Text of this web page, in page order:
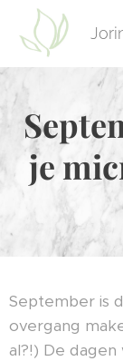
je
September is
overgang
al?!) De